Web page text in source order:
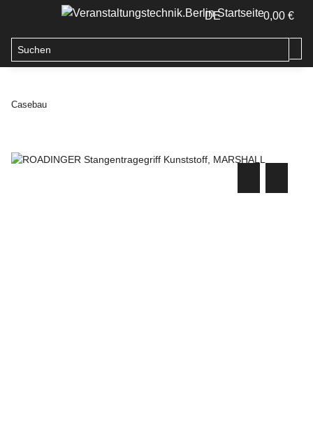
DE 0,00 €
Casebau